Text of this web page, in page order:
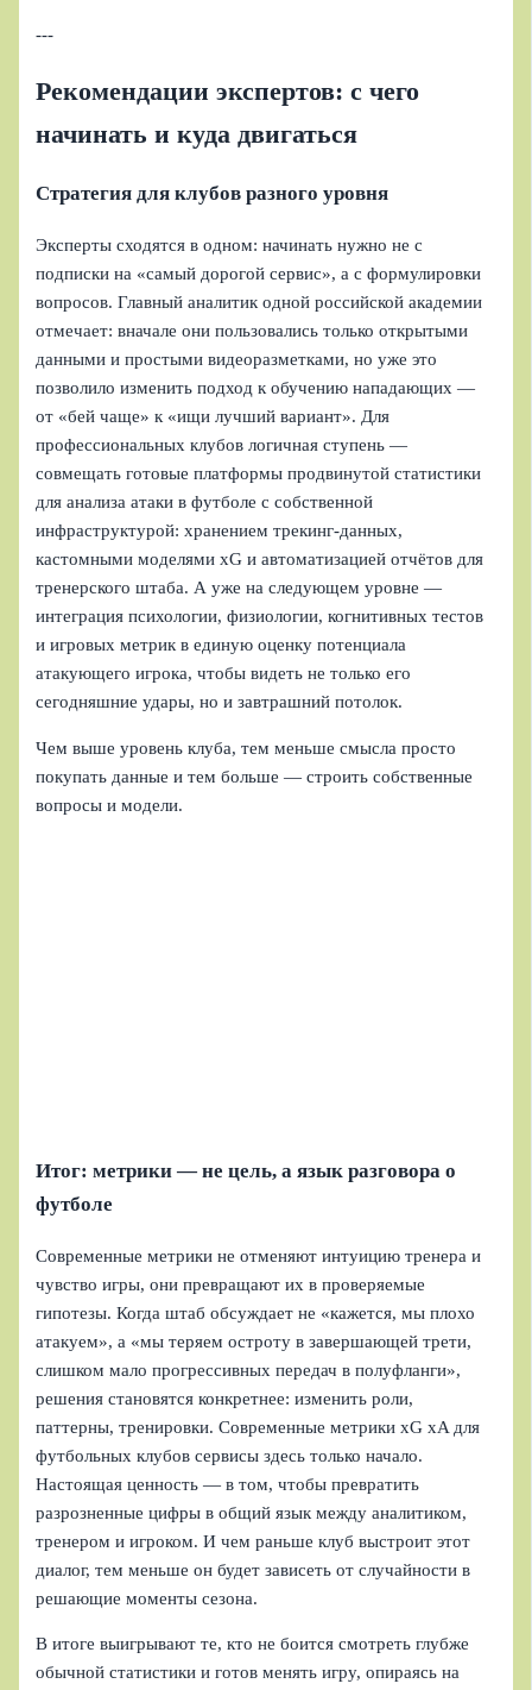
---
Рекомендации экспертов: с чего
начинать и куда двигаться
Стратегия для клубов разного уровня
Эксперты сходятся в одном: начинать нужно не с
подписки на «самый дорогой сервис», а с формулировки
вопросов. Главный аналитик одной российской академии
отмечает: вначале они пользовались только открытыми
данными и простыми видеоразметками, но уже это
позволило изменить подход к обучению нападающих —
от «бей чаще» к «ищи лучший вариант». Для
профессиональных клубов логичная ступень —
совмещать готовые платформы продвинутой статистики
для анализа атаки в футболе с собственной
инфраструктурой: хранением трекинг-данных,
кастомными моделями xG и автоматизацией отчётов для
тренерского штаба. А уже на следующем уровне —
интеграция психологии, физиологии, когнитивных тестов
и игровых метрик в единую оценку потенциала
атакующего игрока, чтобы видеть не только его
сегодняшние удары, но и завтрашний потолок.
Чем выше уровень клуба, тем меньше смысла просто
покупать данные и тем больше — строить собственные
вопросы и модели.
Итог: метрики — не цель, а язык разговора о
футболе
Современные метрики не отменяют интуицию тренера и
чувство игры, они превращают их в проверяемые
гипотезы. Когда штаб обсуждает не «кажется, мы плохо
атакуем», а «мы теряем остроту в завершающей трети,
слишком мало прогрессивных передач в полуфланги»,
решения становятся конкретнее: изменить роли,
паттерны, тренировки. Современные метрики xG xA для
футбольных клубов сервисы здесь только начало.
Настоящая ценность — в том, чтобы превратить
разрозненные цифры в общий язык между аналитиком,
тренером и игроком. И чем раньше клуб выстроит этот
диалог, тем меньше он будет зависеть от случайности в
решающие моменты сезона.
В итоге выигрывают те, кто не боится смотреть глубже
обычной статистики и готов менять игру, опираясь на